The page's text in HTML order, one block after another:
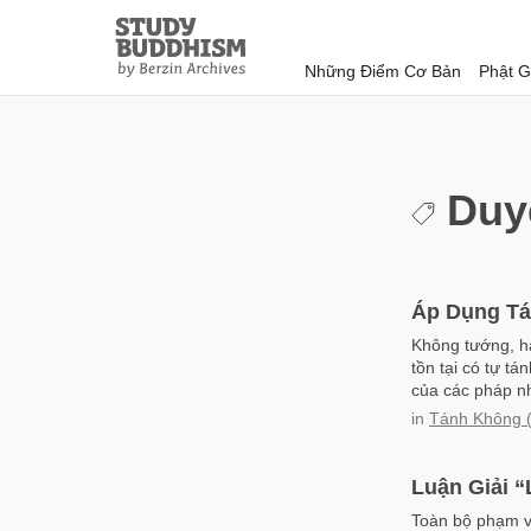
Study
Buddhism
Home
Những Điểm Cơ Bản Phật
Áp Dụng
Không tướng,
tồn tại có tự
của các pháp
in Tánh Không
Luận Giải
Toàn bộ phạm